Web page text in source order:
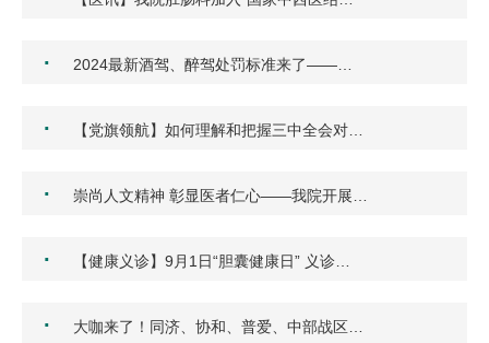
· 2024最新酒驾、醉驾处罚标准来了——…
· 【党旗领航】如何理解和把握三中全会对…
· 崇尚人文精神 彰显医者仁心——我院开展…
· 【健康义诊】9月1日“胆囊健康日” 义诊…
· 大咖来了！同济、协和、普爱、中部战区…